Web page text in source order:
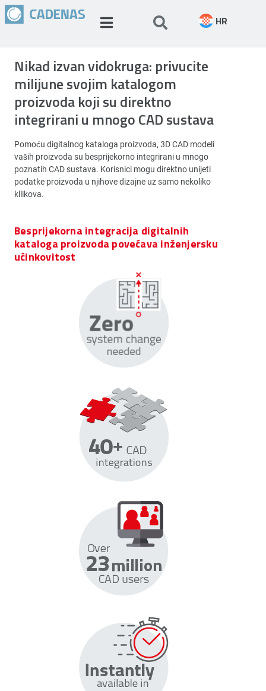
HR
Nikad izvan vidokruga: privucite
milijune svojim katalogom
proizvoda koji su direktno
integrirani u mnogo CAD sustava
Pomoću digitalnog kataloga proizvoda, 3D CAD modeli
vaših proizvoda su besprijekorno integrirani u mnogo
poznatih CAD sustava. Korisnici mogu direktno unijeti
podatke proizvoda u njihove dizajne uz samo nekoliko
kllikova.
Besprijekorna integracija digitalnih
kataloga proizvoda povećava inženjersku
učinkovitost